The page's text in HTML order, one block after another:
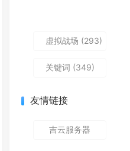
虚拟战场 (293)
关键词 (349)
友情链接
吉云服务器